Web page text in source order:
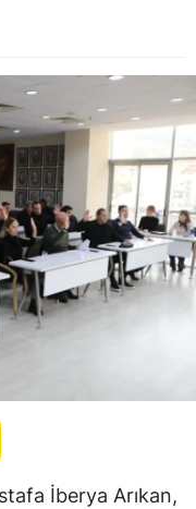
İberya Arıkan,